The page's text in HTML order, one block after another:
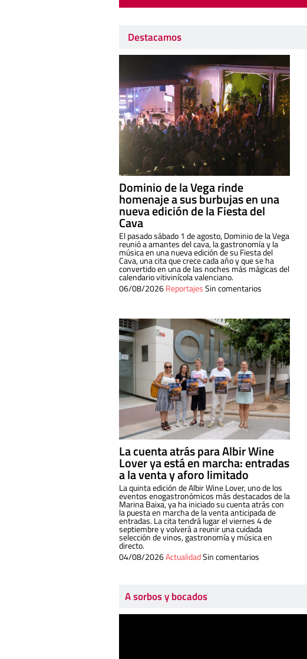
Destacamos
Dominio de la Vega rinde
homenaje a sus burbujas en una
nueva edición de la Fiesta del
Cava
El pasado sábado 1 de agosto, Dominio de la Vega
reunió a amantes del cava, la gastronomía y la
música en una nueva edición de su Fiesta del
Cava, una cita que crece cada año y que se ha
convertido en una de las noches más mágicas del
calendario vitivinícola valenciano.
06/08/2026ReportajesSin comentarios
La cuenta atrás para Albir Wine
Lover ya está en marcha: entradas
a la venta y aforo limitado
La quinta edición de Albir Wine Lover, uno de los
eventos enogastronómicos más destacados de la
Marina Baixa, ya ha iniciado su cuenta atrás con
la puesta en marcha de la venta anticipada de
entradas. La cita tendrá lugar el viernes 4 de
septiembre y volverá a reunir una cuidada
selección de vinos, gastronomía y música en
directo.
04/08/2026ActualidadSin comentarios
A sorbos y bocados